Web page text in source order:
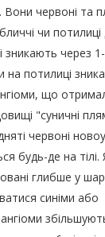
червоні та
чи потилиці
через
на потилиці
що
"суничні
червоні
будь-де на
глибше у
синіми або